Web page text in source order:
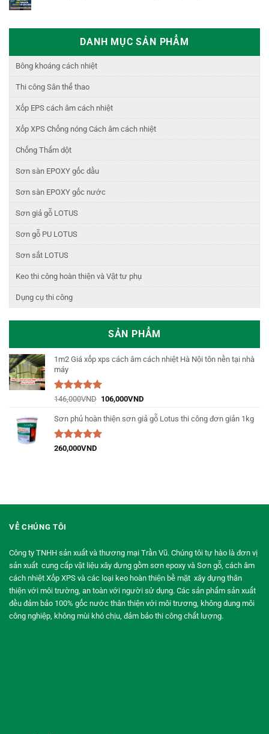
DANH MỤC SẢN PHẨM
Bông khoáng cách nhiệt
Thi công Sân thể thao
Xốp EPS cách âm cách nhiệt
Xốp XPS Chống nóng Cách âm cách nhiệt
Chống Thấm dột
Sơn sàn EPOXY gốc dầu
Sơn sàn EPOXY gốc nước
Sơn giả gỗ LOTUS
Sơn gỗ PU LOTUS
Sơn sắt LOTUS
Keo thi công hoàn thiện và Vật tư phụ
Dụng cụ thi công
SẢN PHẨM
1m2 Giá xốp xps cách âm cách nhiệt Hà Nội tôn nền tại nhà
máy
Được xếp
sao
146,000VND 106,000VND
Sơn phủ hoàn thiện sơn giả gỗ Lotus thi công đơn giản 1kg
Được xếp
260,000VND
VỀ CHÚNG TÔI
Công ty TNHH sản xuất và thương mại Trần Vũ. Chúng tôi tự hào là đơn vị
sản xuất cung cấp vật liệu xây dựng gồm sơn epoxy và Sơn gỗ, cách âm
cách nhiệt Xốp XPS và các loại keo hoàn thiện bề mặt xây dựng thân
thiện với môi trường, an toàn với người sử dụng. Các sản phẩm sản xuất
đều đảm bảo 100% gốc nước thân thiện với môi trương, không dung môi
công nghiệp, không mùi khó chịu, đảm bảo thi công chất lượng.